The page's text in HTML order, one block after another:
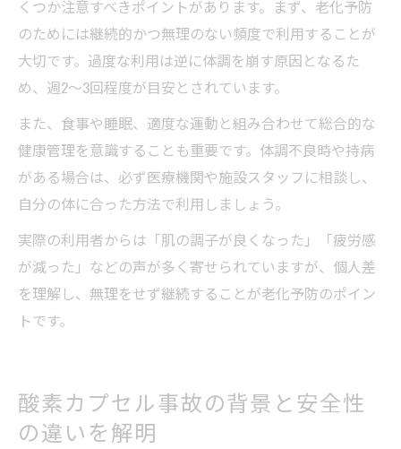
くつか注意すべきポイントがあります。まず、老化予防
のためには継続的かつ無理のない頻度で利用することが
大切です。過度な利用は逆に体調を崩す原因となるた
め、週2〜3回程度が目安とされています。
また、食事や睡眠、適度な運動と組み合わせて総合的な
健康管理を意識することも重要です。体調不良時や持病
がある場合は、必ず医療機関や施設スタッフに相談し、
自分の体に合った方法で利用しましょう。
実際の利用者からは「肌の調子が良くなった」「疲労感
が減った」などの声が多く寄せられていますが、個人差
を理解し、無理をせず継続することが老化予防のポイン
トです。
酸素カプセル事故の背景と安全性
の違いを解明